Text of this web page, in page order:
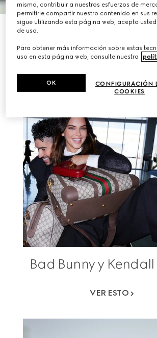
DESCUBRIR MÁS
Bad Bunny y
VER ESTO
misma, contribuir a nuestros esfuerzos de
permitirle compartir nuestro contenido en sus
sigue utilizando esta página web, acepta
de uso.
Para obtener más información sobre estas
uso en esta página web, consulte nuestra
CONFIGURACIÓN
COOKIES
OK